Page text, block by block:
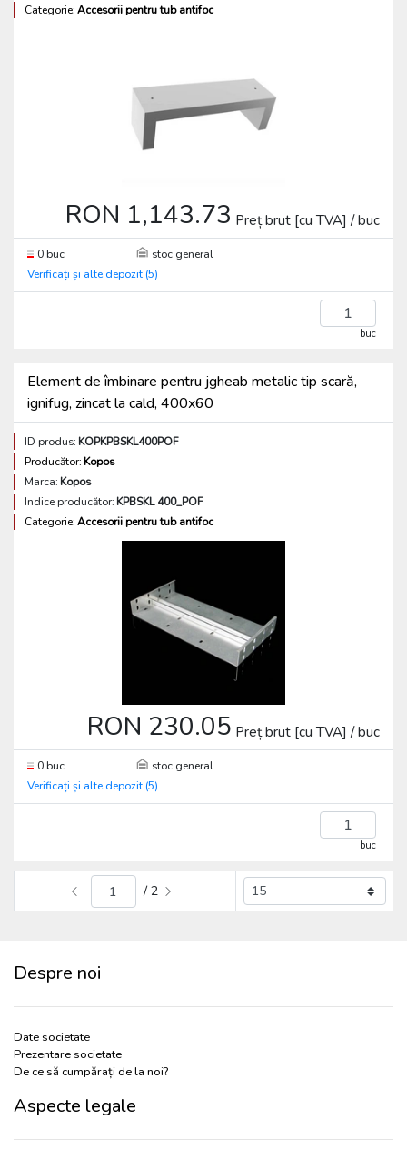
Categorie:Accesorii pentru tub antifoc
RON 1,143.73 Preț brut [cu TVA] / buc
0 buc
stoc general
Verificați și alte depozit (5)
buc
Element de îmbinare pentru jgheab metalic tip scară,
ignifug, zincat la cald, 400x60
ID produs:KOPKPBSKL400POF
Producător:Kopos
Marca:Kopos
Indice producător:KPBSKL 400_POF
Categorie:Accesorii pentru tub antifoc
RON 230.05 Preț brut [cu TVA] / buc
0 buc
stoc general
Verificați și alte depozit (5)
buc
/ 2
Despre noi
Date societate
Prezentare societate
De ce să cumpărați de la noi?
Aspecte legale